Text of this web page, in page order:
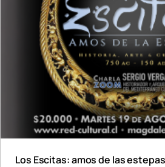
Los Escitas: amos de las estepas